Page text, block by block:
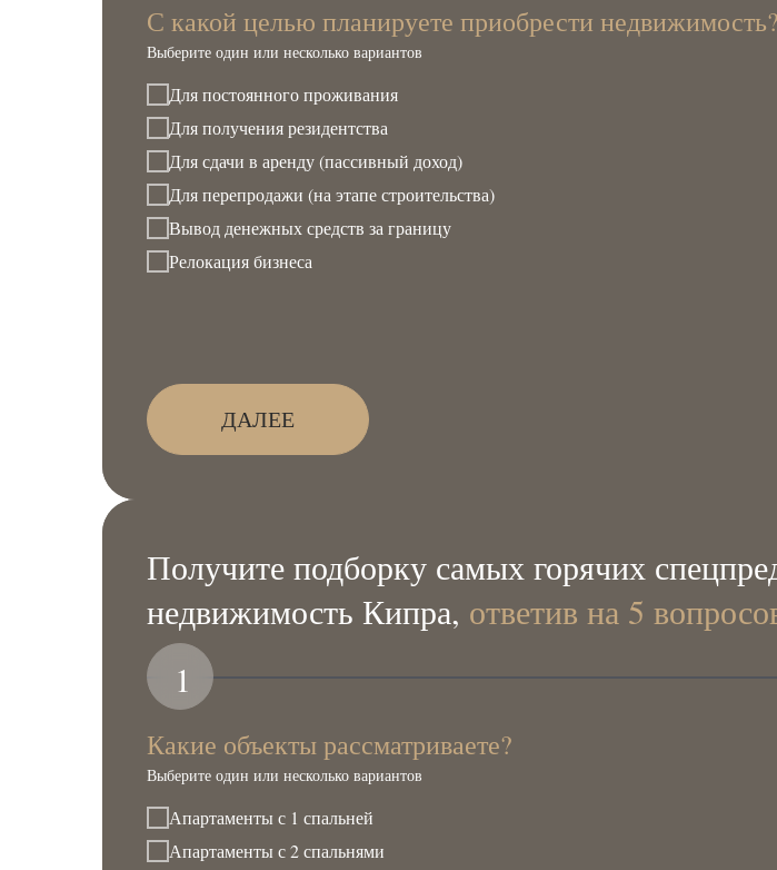
С какой целью планируете приобрести недвижимость?
Выберите один или несколько вариантов
Для постоянного проживания
Для получения резидентства
Для сдачи в аренду (пассивный доход)
Для перепродажи (на этапе строительства)
Вывод денежных средств за границу
Релокация бизнеса
ДАЛЕЕ
Выберите один или несколько вариантов
Получите подборку самых горячих
недвижимость Кипра, ответив на 5
Какие объекты рассматриваете?
Апартаменты с 1 спальней
Апартаменты с 2 спальнями
1